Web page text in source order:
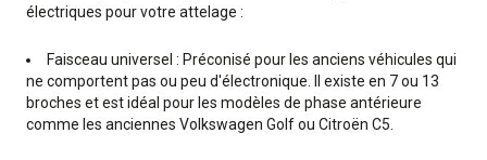
électriques pour votre attelage :
Faisceau universel : Préconisé pour les anciens véhicules qui
ne comportent pas ou peu d'électronique. Il existe en 7 ou 13
broches et est idéal pour les modèles de phase antérieure
comme les anciennes Volkswagen Golf ou Citroën C5.